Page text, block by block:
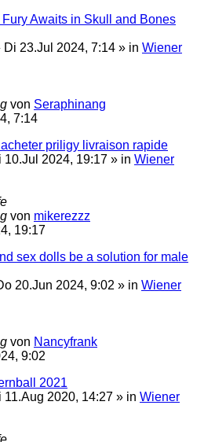
Awaits in Skull and Bones
Di 23.Jul 2024, 7:14 » in Wiener
von Seraphinang
7:14
priligy livraison rapide
10.Jul 2024, 19:17 » in Wiener
von mikerezzz
19:17
sex dolls be a solution for male
20.Jun 2024, 9:02 » in Wiener
von Nancyfrank
9:02
2021
11.Aug 2020, 14:27 » in Wiener